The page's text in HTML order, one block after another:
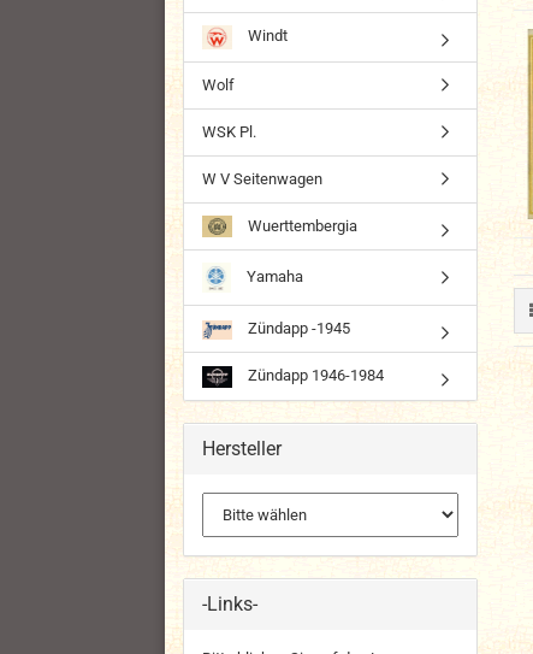
Windt
Wolf
WSK Pl.
W V Seitenwagen
Wuerttembergia
Yamaha
Zündapp -1945
Zündapp 1946-1984
Hersteller
-Links-